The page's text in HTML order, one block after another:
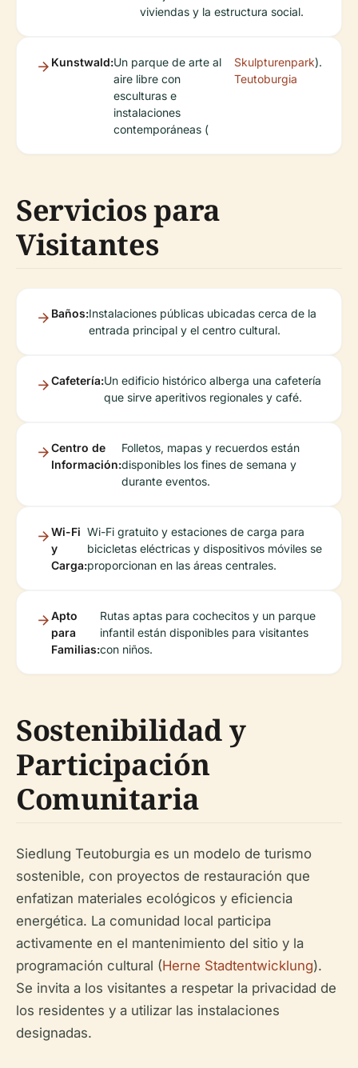
viviendas y la estructura social.
Kunstwald:Un parque de arte al
aire libre con
esculturas e
instalaciones
contemporáneas (
Skulpturenpark
Teutoburgia
).
Servicios para
Visitantes
Baños:Instalaciones públicas ubicadas cerca de la
entrada principal y el centro cultural.
Cafetería:Un edificio histórico alberga una cafetería
que sirve aperitivos regionales y café.
Centro de
Información:
Folletos, mapas y recuerdos están
disponibles los fines de semana y
durante eventos.
Wi-Fi
y
Carga:
Wi-Fi gratuito y estaciones de carga para
bicicletas eléctricas y dispositivos móviles se
proporcionan en las áreas centrales.
Apto
para
Familias:
Rutas aptas para cochecitos y un parque
infantil están disponibles para visitantes
con niños.
Sostenibilidad y
Participación
Comunitaria
Siedlung Teutoburgia es un modelo de turismo
sostenible, con proyectos de restauración que
enfatizan materiales ecológicos y eficiencia
energética. La comunidad local participa
activamente en el mantenimiento del sitio y la
programación cultural (Herne Stadtentwicklung).
Se invita a los visitantes a respetar la privacidad de
los residentes y a utilizar las instalaciones
designadas.